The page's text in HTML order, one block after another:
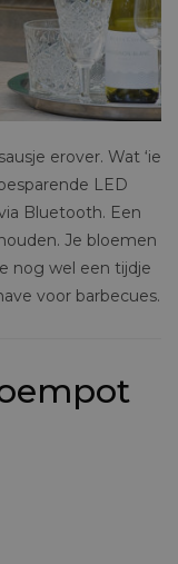
erover. Wat ‘ie
LED
Bluetooth. Een
Je bloemen
nog wel een tijdje
voor barbecues.